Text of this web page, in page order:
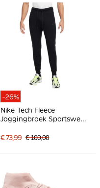
-26%
Nike Tech Fleece
Joggingbroek Sportswear
€ 73,99 € 100,00